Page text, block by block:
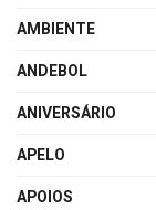
AMBIENTE
ANDEBOL
ANIVERSÁRIO
APELO
APOIOS